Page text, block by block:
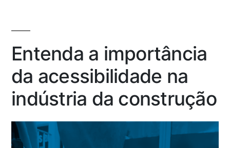
Entenda a importância
da acessibilidade na
indústria da construção